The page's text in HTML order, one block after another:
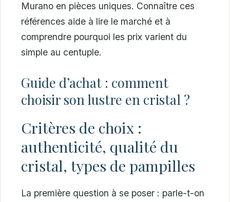
Murano en pièces uniques. Connaître ces
références aide à lire le marché et à
comprendre pourquoi les prix varient du
simple au centuple.
Guide d’achat : comment
choisir son lustre en cristal ?
Critères de choix :
authenticité, qualité du
cristal, types de pampilles
La première question à se poser : parle-t-on